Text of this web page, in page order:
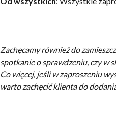
Zachęcamy również do
spotkanie o sprawdzeniu, czy w
Co więcej, jeśli w zaproszeniu
warto zachęcić klienta do